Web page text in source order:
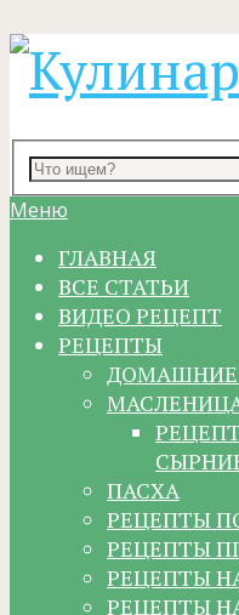
Меню
ГЛАВНАЯ
ВСЕ СТАТЬИ
ВИДЕО РЕЦЕПТ
РЕЦЕПТЫ
ДОМАШНИЕ
ПАСХА
РЕЦЕПТЫ
РЕЦЕПТЫ
РЕЦЕПТЫ
РЕЦЕПТЫ